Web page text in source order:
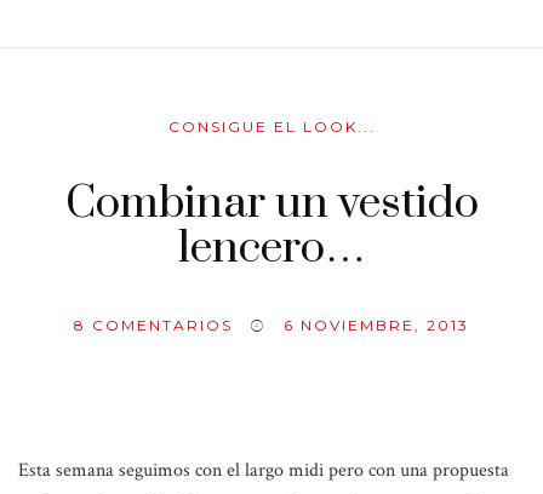
CONSIGUE EL LOOK...
Combinar un vestido
lencero…
8 COMENTARIOS 6 NOVIEMBRE, 2013
Esta semana seguimos con el largo midi pero con una propuesta